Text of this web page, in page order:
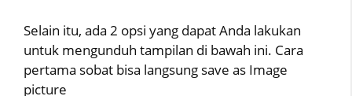
Selain itu, ada 2 opsi yang dapat Anda lakukan
untuk mengunduh tampilan di bawah ini. Cara
pertama sobat bisa langsung save as Image
picture